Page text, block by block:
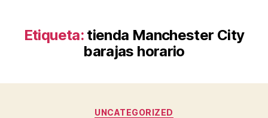
Etiqueta: tienda Manchester City
barajas horario
Categorías
UNCATEGORIZED